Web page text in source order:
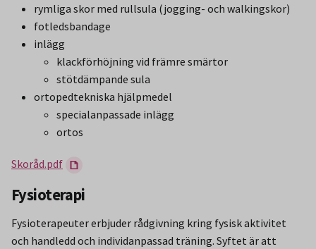
rymliga skor med rullsula (jogging- och walkingskor)
fotledsbandage
inlägg
klackförhöjning vid främre smärtor
stötdämpande sula
ortopedtekniska hjälpmedel
specialanpassade inlägg
ortos
Skoråd.pdf
Fysioterapi
Fysioterapeuter erbjuder rådgivning kring fysisk aktivitet
och handledd och individanpassad träning. Syftet är att